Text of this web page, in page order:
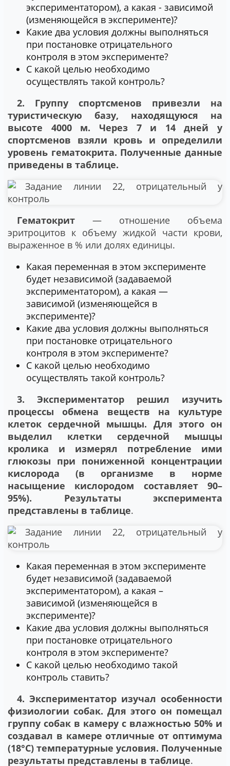
экспериментатором), а какая - зависимой
(изменяющейся в эксперименте)?
Какие два условия должны выполняться
при постановке отрицательного
контроля в этом эксперименте?
С какой целью необходимо
осуществлять такой контроль?
2. Группу спортсменов привезли на
туристическую базу, находящуюся на
высоте 4000 м. Через 7 и 14 дней у
спортсменов взяли кровь и определили
уровень гематокрита. Полученные данные
приведены в таблице.
Гематокрит — отношение объема
эритроцитов к объему жидкой части крови,
выраженное в % или долях единицы.
Какая переменная в этом эксперименте
будет независимой (задаваемой
экспериментатором), а какая —
зависимой (изменяющейся в
эксперименте)?
Какие два условия должны выполняться
при постановке отрицательного
контроля в этом эксперименте?
С какой целью необходимо
осуществлять такой контроль?
3. Экспериментатор решил изучить
процессы обмена веществ на культуре
клеток сердечной мышцы. Для этого он
выделил клетки сердечной мышцы
кролика и измерял потребление ими
глюкозы при пониженной концентрации
кислорода (в организме в норме
насыщение кислородом составляет 90–
95%). Результаты эксперимента
представлены в таблице.
Какая переменная в этом эксперименте
будет независимой (задаваемой
экспериментатором), а какая –
зависимой (изменяющейся в
эксперименте)?
Какие два условия должны выполняться
при постановке отрицательного
контроля в этом эксперименте?
С какой целью необходимо такой
контроль ставить?
4. Экспериментатор изучал особенности
физиологии собак. Для этого он помещал
группу собак в камеру с влажностью 50% и
создавал в камере отличные от оптимума
(18°C) температурные условия. Полученные
результаты представлены в таблице.